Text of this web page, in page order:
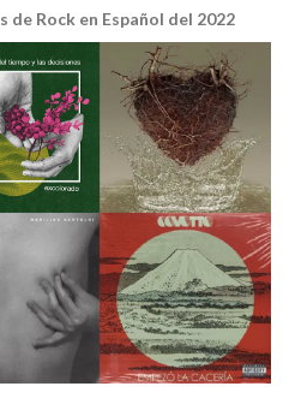
de Rock en Español del 2022